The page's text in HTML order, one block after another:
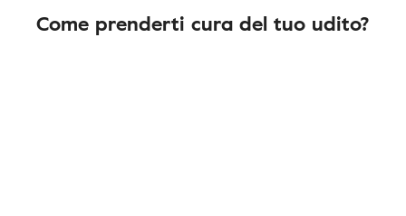
Come prenderti cura del tuo udito?